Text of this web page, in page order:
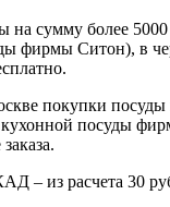
на сумму более
фирмы Ситон), в
покупки
посуды
– из расчета 30